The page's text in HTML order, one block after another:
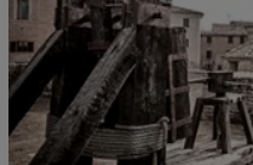
unerwarteter Raum, der
ihre militärische
keine Bühnen wie in
Marken, sondern einen
entlang des Saals
das mit